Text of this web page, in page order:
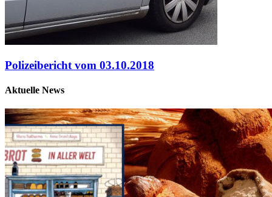
Polizeibericht vom 03.10.2018
Aktuelle News